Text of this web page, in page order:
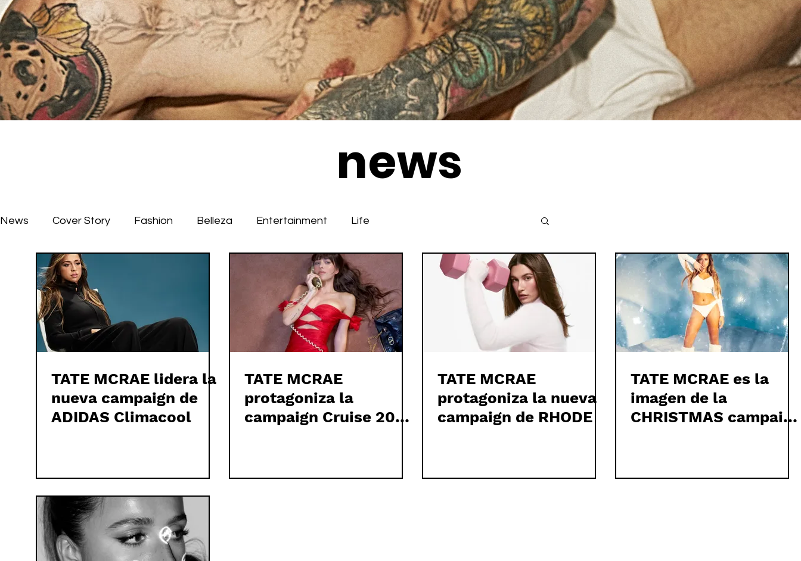
news
News Cover Story Fashion Belleza Entertainment Life
TATE MCRAE lidera la
nueva campaign de
ADIDAS Climacool
TATE MCRAE
protagoniza la
campaign Cruise 2026
TATE MCRAE
protagoniza la nueva
campaign de RHODE
TATE MCRAE es la
imagen de la
CHRISTMAS campaign